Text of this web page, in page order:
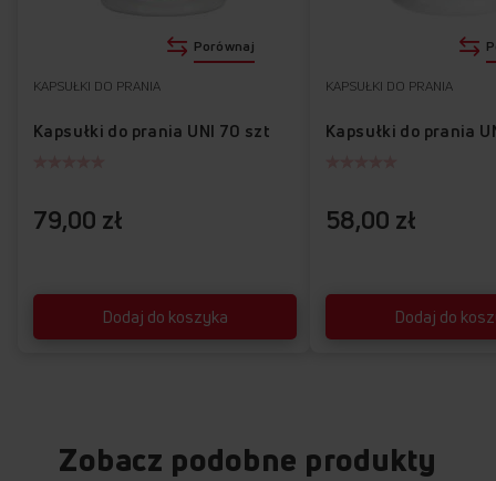
79,00 zł
KAPSUŁKI DO PRANIA
Kapsułki do prania UNI 70 szt
Dodaj do koszyka
Porównaj
58,00 zł
KAPSUŁKI DO PRANIA
Kapsułki do prania
Dodaj do
Zobacz podobne produkty